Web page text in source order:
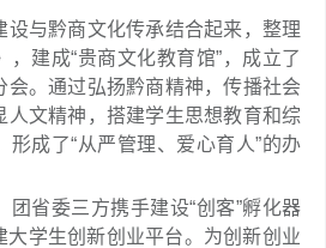
设与黔商文化传承结合起来，整理
，建成“贵商文化教育馆”，成立了
会。通过弘扬黔商精神，传播社会
人文精神，搭建学生思想教育和综
形成了“从严管理、爱心育人”的办
团省委三方携手建设“创客”孵化器
学生创新创业平台。为创新创业